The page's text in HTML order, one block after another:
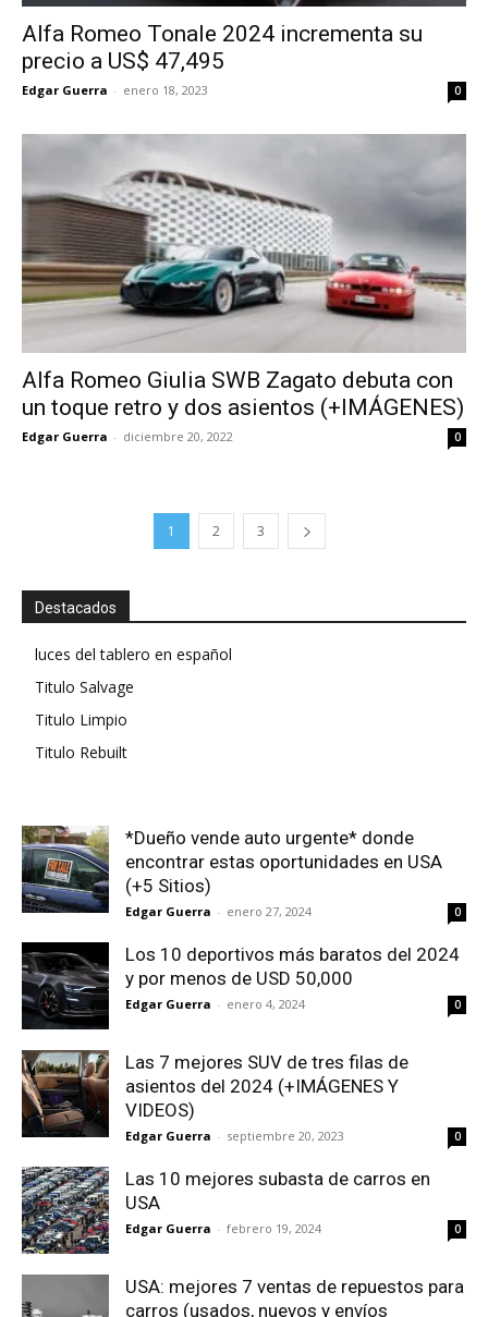
Alfa Romeo Tonale 2024 incrementa su
precio a US$ 47,495
Edgar Guerra - enero 18, 2023 0
Alfa Romeo Giulia SWB Zagato debuta con
un toque retro y dos asientos (+IMÁGENES)
Edgar Guerra - diciembre 20, 2022 0
1 2 3
Destacados
luces del tablero en español
Titulo Salvage
Titulo Limpio
Titulo Rebuilt
*Dueño vende auto urgente* donde
encontrar estas oportunidades en USA
(+5 Sitios)
Edgar Guerra - enero 27, 2024 0
Los 10 deportivos más baratos del 2024
y por menos de USD 50,000
Edgar Guerra - enero 4, 2024 0
Las 7 mejores SUV de tres filas de
asientos del 2024 (+IMÁGENES Y
VIDEOS)
Edgar Guerra - septiembre 20, 2023 0
Las 10 mejores subasta de carros en
USA
Edgar Guerra - febrero 19, 2024 0
USA: mejores 7 ventas de repuestos para
carros (usados, nuevos y envíos